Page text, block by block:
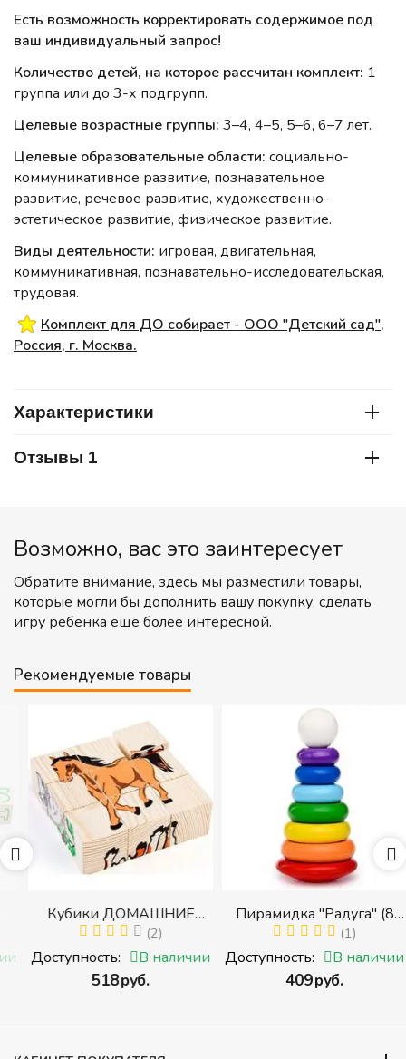
Есть возможность корректировать содержимое под
ваш индивидуальный запрос!
Количество детей, на которое рассчитан комплект: 1
группа или до 3-х подгрупп.
Целевые возрастные группы: 3–4, 4–5, 5–6, 6–7 лет.
Целевые образовательные области: социально-
коммуникативное развитие, познавательное
развитие, речевое развитие, художественно-
эстетическое развитие, физическое развитие.
Виды деятельности: игровая, двигательная,
коммуникативная, познавательно-исследовательская,
трудовая.
Комплект для ДО собирает - ООО "Детский сад",
Россия, г. Москва.
Характеристики
Отзывы 1
Возможно, вас это заинтересует
Обратите внимание, здесь мы разместили товары,
которые могли бы дополнить вашу покупку, сделать
игру ребенка еще более интересной.
Рекомендуемые товары
Кубики ДОМАШНИЕ
ЖИВОТНЫЕ (Томик)
(Набор кубиков
разрезных (складных))
(2)
Доступность: В наличии
‍518‍руб.
Пирамидка "Радуга" (8
деталей) (Пирамидка
среднего размера)
(1)
Доступность: В наличии
‍409‍руб.